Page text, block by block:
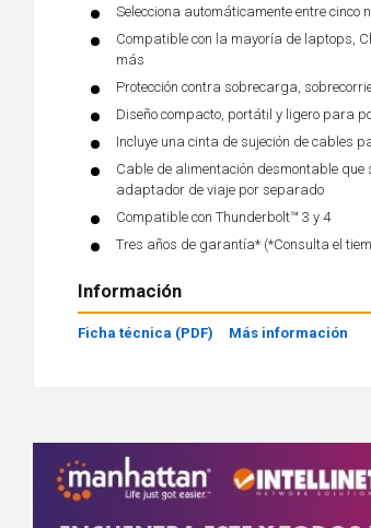
Selecciona automáticamente entre cinco
Compatible con la mayoría de laptops,
más
Protección contra sobrecarga,
Diseño compacto, portátil y ligero para
Incluye una cinta de sujeción de cables
Cable de alimentación desmontable que
adaptador de viaje por separado
Compatible con Thunderbolt™ 3 y 4
Tres años de garantía* (*Consulta el
Información
Ficha técnica (PDF) Más información